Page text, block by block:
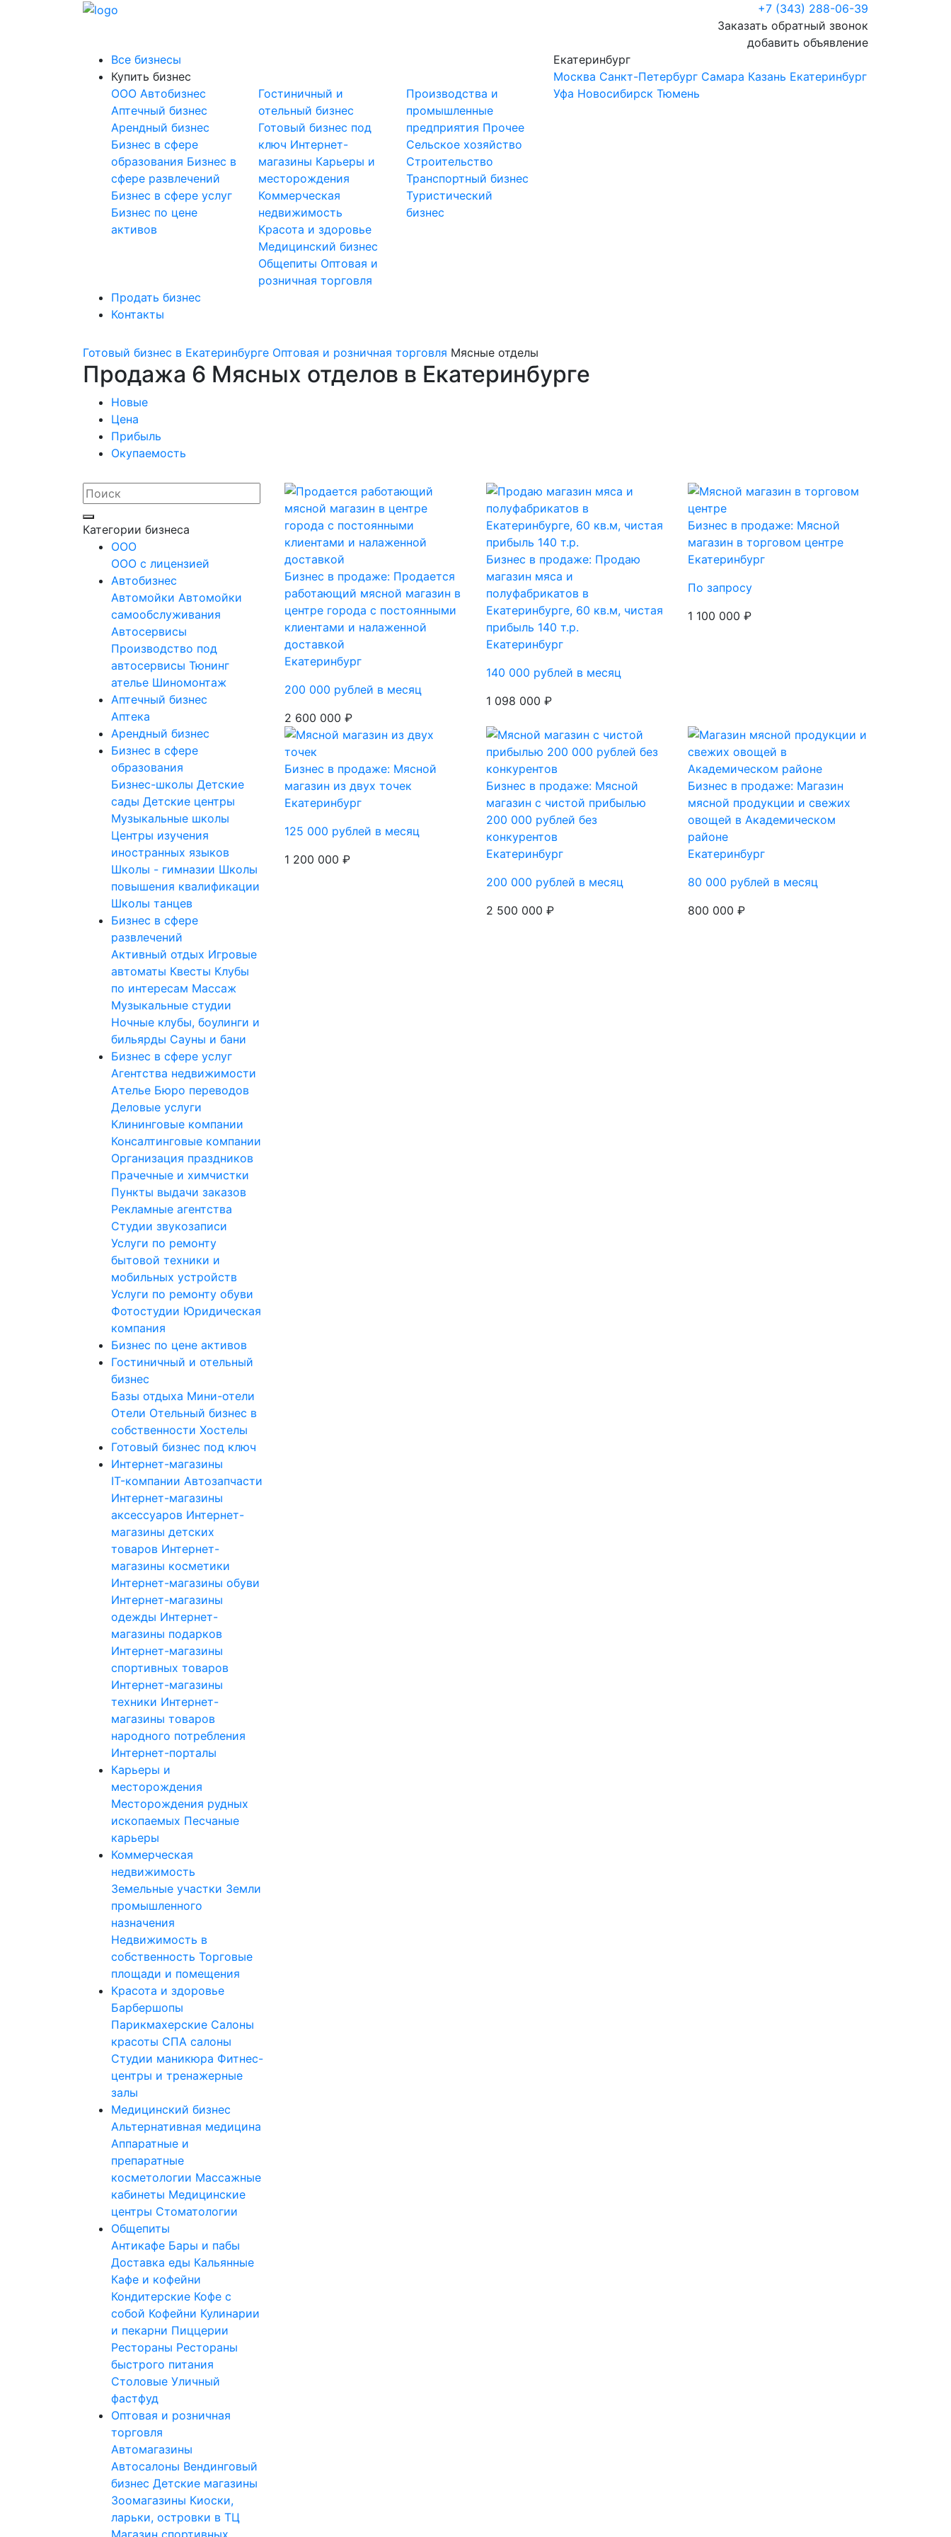
+7 (343) 288-06-39
Заказать обратный звонок
добавить объявление
Все бизнесы
Купить бизнес
OOO Автобизнес
Аптечный бизнес
Арендный бизнес
Бизнес в сфере
образования Бизнес в
сфере развлечений
Бизнес в сфере услуг
Бизнес по цене
активов
Гостиничный и
отельный бизнес
Готовый бизнес под
ключ Интернет-
магазины Карьеры и
месторождения
Коммерческая
недвижимость
Красота и здоровье
Медицинский бизнес
Общепиты Оптовая и
розничная торговля
Производства и
промышленные
предприятия Прочее
Сельское хозяйство
Строительство
Транспортный бизнес
Туристический
бизнес
Продать бизнес
Контакты
Екатеринбург
Москва Санкт-Петербург Самара Казань Екатеринбург
Уфа Новосибирск Тюмень
Готовый бизнес в Екатеринбурге Оптовая и розничная торговля Мясные отделы
Продажа 6 Мясных отделов в Екатеринбурге
Новые
Цена
Прибыль
Окупаемость
Категории бизнеса
OOO
ООО с лицензией
Автобизнес
Автомойки Автомойки
самообслуживания
Автосервисы
Производство под
автосервисы Тюнинг
ателье Шиномонтаж
Аптечный бизнес
Аптека
Арендный бизнес
Бизнес в сфере
образования
Бизнес-школы Детские
сады Детские центры
Музыкальные школы
Центры изучения
иностранных языков
Школы - гимназии Школы
повышения квалификации
Школы танцев
Бизнес в сфере
развлечений
Активный отдых Игровые
автоматы Квесты Клубы
по интересам Массаж
Музыкальные студии
Ночные клубы, боулинги и
бильярды Сауны и бани
Бизнес в сфере услуг
Агентства недвижимости
Ателье Бюро переводов
Деловые услуги
Клининговые компании
Консалтинговые компании
Организация праздников
Прачечные и химчистки
Пункты выдачи заказов
Рекламные агентства
Студии звукозаписи
Услуги по ремонту
бытовой техники и
мобильных устройств
Услуги по ремонту обуви
Фотостудии Юридическая
компания
Бизнес по цене активов
Гостиничный и отельный
бизнес
Базы отдыха Мини-отели
Отели Отельный бизнес в
собственности Хостелы
Готовый бизнес под ключ
Интернет-магазины
IT-компании Автозапчасти
Интернет-магазины
аксессуаров Интернет-
магазины детских
товаров Интернет-
магазины косметики
Интернет-магазины обуви
Интернет-магазины
одежды Интернет-
магазины подарков
Интернет-магазины
спортивных товаров
Интернет-магазины
техники Интернет-
магазины товаров
народного потребления
Интернет-порталы
Карьеры и
месторождения
Месторождения рудных
ископаемых Песчаные
карьеры
Коммерческая
недвижимость
Земельные участки Земли
промышленного
назначения
Недвижимость в
собственность Торговые
площади и помещения
Красота и здоровье
Барбершопы
Парикмахерские Салоны
красоты СПА салоны
Студии маникюра Фитнес-
центры и тренажерные
залы
Медицинский бизнес
Альтернативная медицина
Аппаратные и
препаратные
косметологии Массажные
кабинеты Медицинские
центры Стоматологии
Общепиты
Антикафе Бары и пабы
Доставка еды Кальянные
Кафе и кофейни
Кондитерские Кофе с
собой Кофейни Кулинарии
и пекарни Пиццерии
Рестораны Рестораны
быстрого питания
Столовые Уличный
фастфуд
Оптовая и розничная
торговля
Автомагазины
Автосалоны Вендинговый
бизнес Детские магазины
Зоомагазины Киоски,
ларьки, островки в ТЦ
Магазин спортивных
Бизнес в продаже: Продается
работающий мясной магазин в
центре города с постоянными
клиентами и налаженной
доставкой
Екатеринбург
200 000 рублей в месяц
2 600 000 ₽
Бизнес в продаже: Продаю
магазин мяса и
полуфабрикатов в
Екатеринбурге, 60 кв.м, чистая
прибыль 140 т.р.
Екатеринбург
140 000 рублей в месяц
1 098 000 ₽
Бизнес в продаже: Мясной
магазин в торговом центре
Екатеринбург
По запросу
1 100 000 ₽
Бизнес в продаже: Мясной
магазин из двух точек
Екатеринбург
125 000 рублей в месяц
1 200 000 ₽
Бизнес в продаже: Мясной
магазин с чистой прибылью
200 000 рублей без
конкурентов
Екатеринбург
200 000 рублей в месяц
2 500 000 ₽
Бизнес в продаже: Магазин
мясной продукции и свежих
овощей в Академическом
районе
Екатеринбург
80 000 рублей в месяц
800 000 ₽